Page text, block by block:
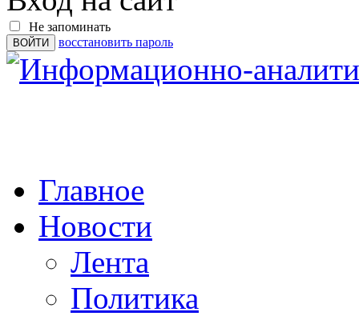
Не запоминать
восстановить пароль
Главное
Новости
Лента
Политика